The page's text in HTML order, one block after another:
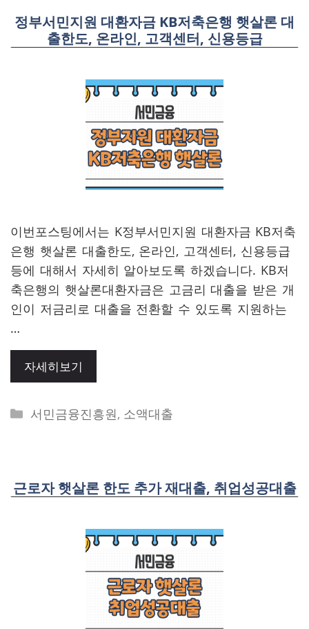
정부서민지원 대환자금 KB저축은행 햇살론 대
출한도, 온라인, 고객센터, 신용등급
이번포스팅에서는 K정부서민지원 대환자금 KB저축
은행 햇살론 대출한도, 온라인, 고객센터, 신용등급
등에 대해서 자세히 알아보도록 하겠습니다. KB저
축은행의 햇살론대환자금은 고금리 대출을 받은 개
인이 저금리로 대출을 전환할 수 있도록 지원하는
…
자세히보기
Categories
서민금융진흥원, 소액대출
근로자 햇살론 한도 추가 재대출, 취업성공대출